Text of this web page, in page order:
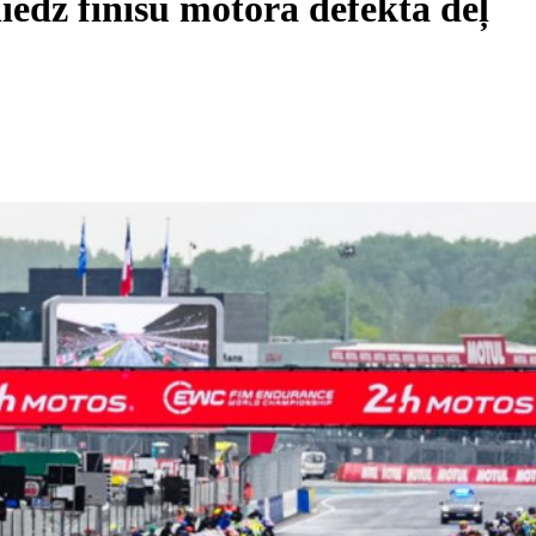
finišu motora defekta dēļ